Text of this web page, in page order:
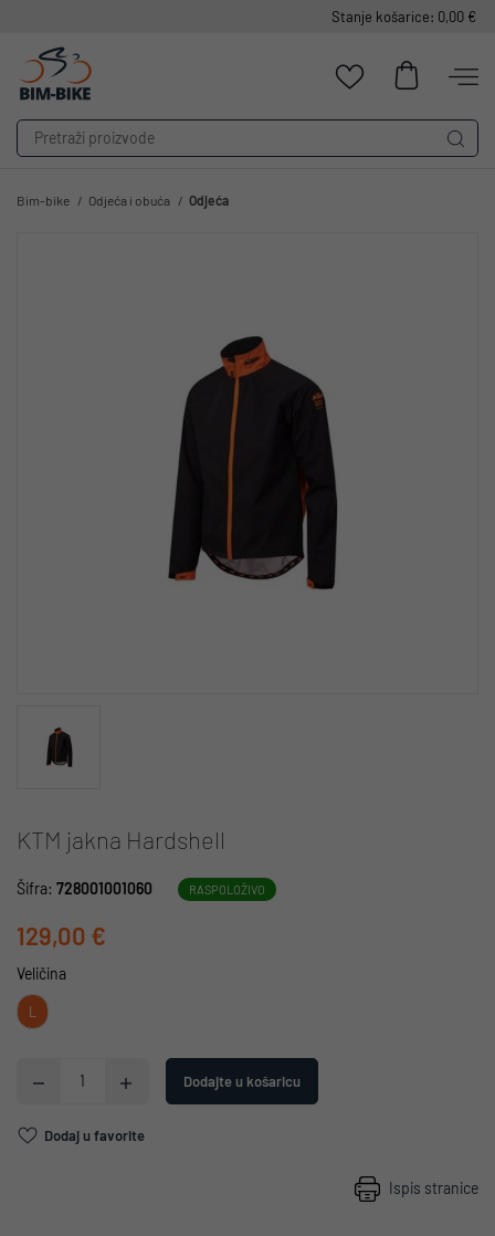
Stanje košarice: 0,00 €
Bim-bike Odjeća i obuća Odjeća
KTM jakna Hardshell
Šifra: 728001001060 RASPOLOŽIVO
129,00 €
Veličina
L
Dodajte u košaricu
Dodaj u favorite
Ispis stranice